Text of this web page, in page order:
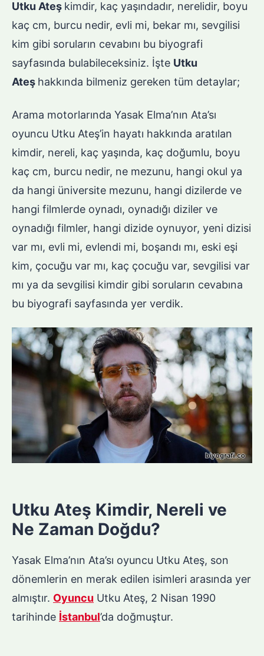
Utku Ateş kimdir, kaç yaşındadır, nerelidir, boyu
kaç cm, burcu nedir, evli mi, bekar mı, sevgilisi
kim gibi soruların cevabını bu biyografi
sayfasında bulabileceksiniz. İşte Utku
Ateş hakkında bilmeniz gereken tüm detaylar;
Arama motorlarında Yasak Elma’nın Ata’sı
oyuncu Utku Ateş’in hayatı hakkında aratılan
kimdir, nereli, kaç yaşında, kaç doğumlu, boyu
kaç cm, burcu nedir, ne mezunu, hangi okul ya
da hangi üniversite mezunu, hangi dizilerde ve
hangi filmlerde oynadı, oynadığı diziler ve
oynadığı filmler, hangi dizide oynuyor, yeni dizisi
var mı, evli mi, evlendi mi, boşandı mı, eski eşi
kim, çocuğu var mı, kaç çocuğu var, sevgilisi var
mı ya da sevgilisi kimdir gibi soruların cevabına
bu biyografi sayfasında yer verdik.
Utku Ateş Kimdir, Nereli ve
Ne Zaman Doğdu?
Yasak Elma’nın Ata’sı oyuncu Utku Ateş, son
dönemlerin en merak edilen isimleri arasında yer
almıştır. Oyuncu Utku Ateş, 2 Nisan 1990
tarihinde İstanbul’da doğmuştur.